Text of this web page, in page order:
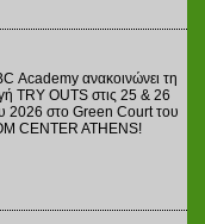
Academy ανακοινώνει τη
TRY OUTS στις 25 & 26
2026 στο Green Court του
CENTER ATHENS!